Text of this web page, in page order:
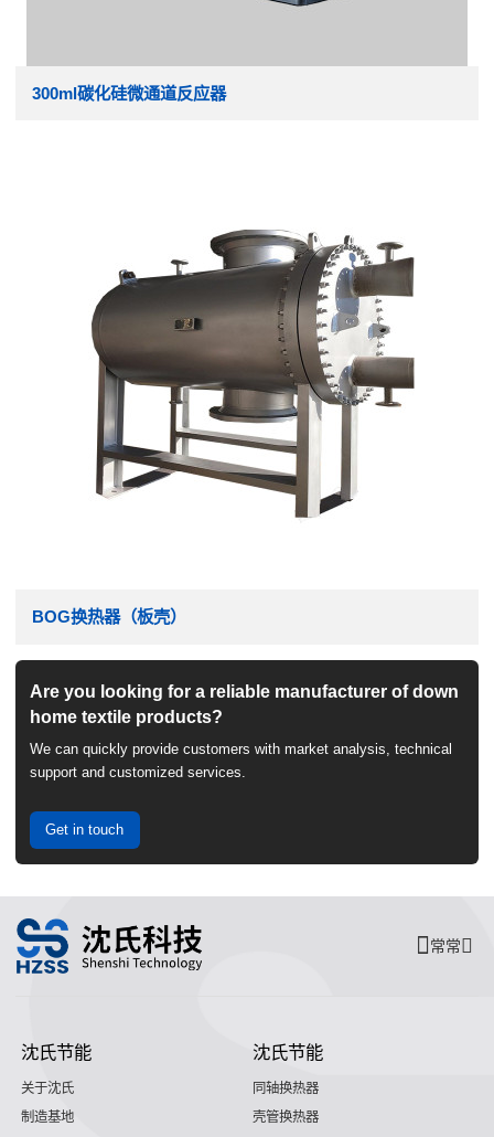
300ml碳化硅微通道反应器
BOG换热器（板壳）
Are you looking for a reliable manufacturer of down
home textile products?
We can quickly provide customers with market analysis, technical
support and customized services.
Get in touch
常常
沈氏节能
关于沈氏
制造基地
沈氏节能
同轴换热器
壳管换热器